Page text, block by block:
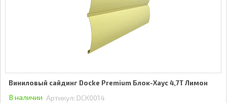
Виниловый сайдинг Docke Premium Блок-Хаус 4,7Т Лимон
В наличии Артикул: DCK0014